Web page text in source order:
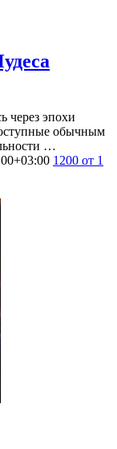
через эпохи
обычным
…
1200 от 1